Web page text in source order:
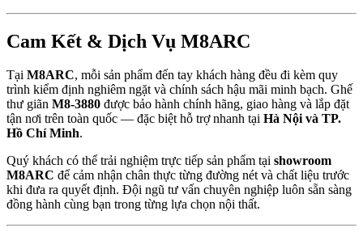
Cam Kết & Dịch Vụ M8ARC
Tại M8ARC, mỗi sản phẩm đến tay khách hàng đều đi kèm quy
trình kiểm định nghiêm ngặt và chính sách hậu mãi minh bạch. Ghế
thư giãn M8-3880 được bảo hành chính hãng, giao hàng và lắp đặt
tận nơi trên toàn quốc — đặc biệt hỗ trợ nhanh tại Hà Nội và TP.
Hồ Chí Minh.
Quý khách có thể trải nghiệm trực tiếp sản phẩm tại showroom
M8ARC để cảm nhận chân thực từng đường nét và chất liệu trước
khi đưa ra quyết định. Đội ngũ tư vấn chuyên nghiệp luôn sẵn sàng
đồng hành cùng bạn trong từng lựa chọn nội thất.